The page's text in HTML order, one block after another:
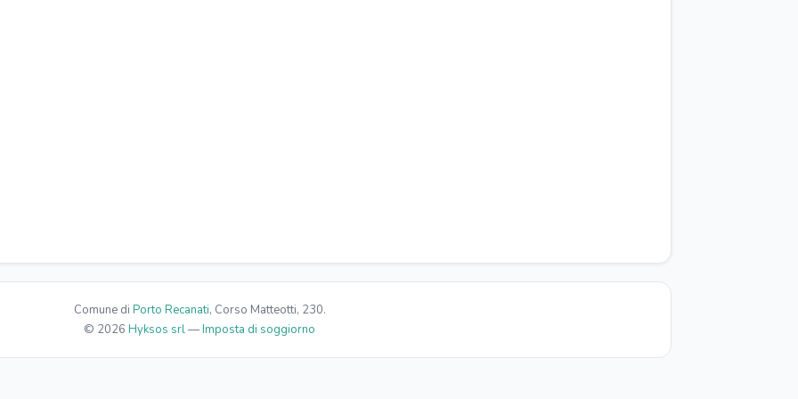
Comune di Porto Recanati, Corso Matteotti, 230.
© 2026 Hyksos srl—Imposta di soggiorno